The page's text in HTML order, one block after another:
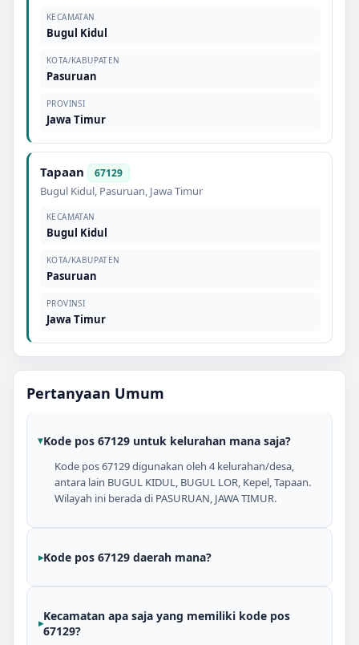
KECAMATAN
Bugul Kidul
KOTA/KABUPATEN
Pasuruan
PROVINSI
Jawa Timur
Tapaan 67129
Bugul Kidul, Pasuruan, Jawa Timur
KECAMATAN
Bugul Kidul
KOTA/KABUPATEN
Pasuruan
PROVINSI
Jawa Timur
Pertanyaan Umum
Kode pos 67129 untuk kelurahan mana saja?
Kode pos 67129 digunakan oleh 4 kelurahan/desa,
antara lain BUGUL KIDUL, BUGUL LOR, Kepel, Tapaan.
Wilayah ini berada di PASURUAN, JAWA TIMUR.
Kode pos 67129 daerah mana?
Kecamatan apa saja yang memiliki kode pos
67129?